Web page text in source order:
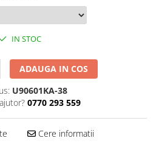
IN STOC
ADAUGA IN COS
U90601KA-38
0770 293 559
Cere informatii